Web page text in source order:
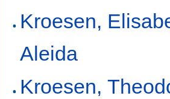
Kroesen,
Aleida
Kroesen,